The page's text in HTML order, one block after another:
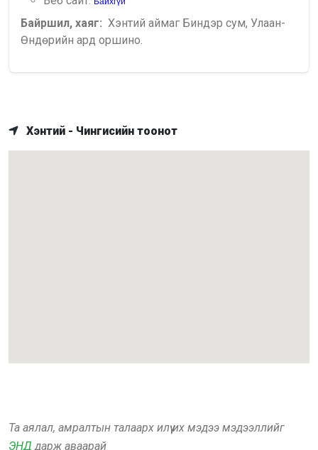
Байршил, хаяг: Хэнтий аймаг Биндэр сум, Улаан-
Өндөрийн ард оршино.
Хэнтий - Чингисийн тоонот
Та аялал, амралтын талаарх илүү их мэдээ мэдээллийг
ЭНД дарж аваарай